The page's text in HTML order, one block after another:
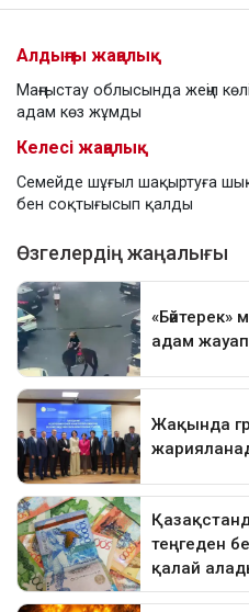
Алдыңғы жаңалық
Маңғыстау облысында жеңіл
адам көз жұмды
Келесі жаңалық
Семейде шұғыл шақыртуға
бен соқтығысып қалды